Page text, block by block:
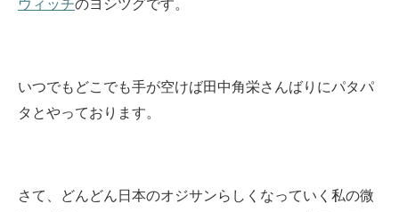
ウィッチのヨシツグです。
いつでもどこでも手が空けば田中角栄さんばりにパタパ
タとやっております。
さて、どんどん日本のオジサンらしくなっていく私の微